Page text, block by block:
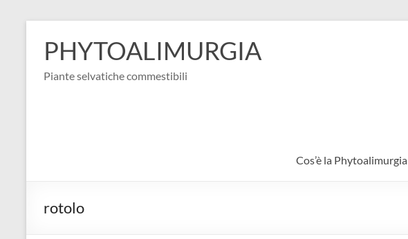
contenuto
PHYTOALIMURGIA
Piante selvatiche commestibili
Cos’è la Phytoalimurgia
rotolo